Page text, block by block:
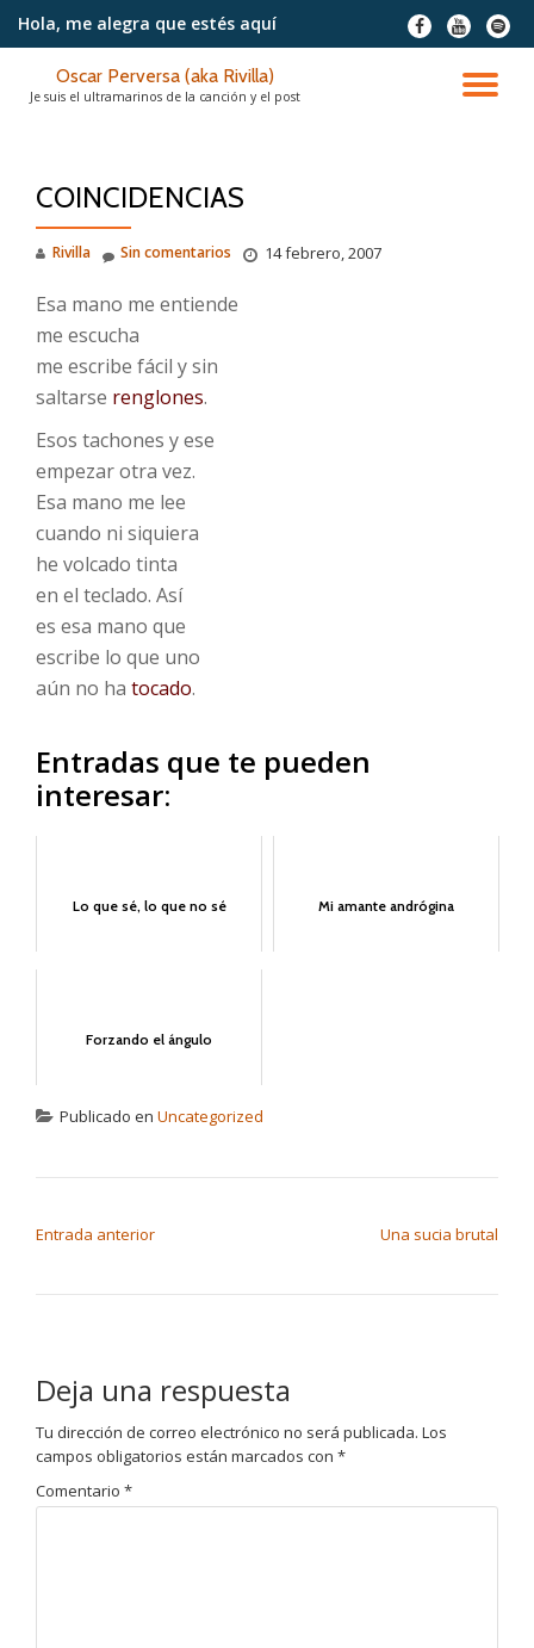
contenido
Hola, me alegra que estés aquí
fa-
facebook
fa-
youtube
fa-
spotify
Oscar Perversa (aka Rivilla)
Je suis el ultramarinos de la canción y el post
COINCIDENCIAS
Rivilla 14 febrero, 2007
Sin comentarios
Esa mano me entiende
me escucha
me escribe fácil y sin
saltarse renglones.
Esos tachones y ese
empezar otra vez.
Esa mano me lee
cuando ni siquiera
he volcado tinta
en el teclado. Así
es esa mano que
escribe lo que uno
aún no ha tocado.
Entradas que te pueden
interesar:
Lo que sé, lo que no sé Mi amante andrógina
Forzando el ángulo
Publicado en Uncategorized
Entrada anterior Una sucia brutal
Deja una respuesta
Tu dirección de correo electrónico no será publicada. Los
campos obligatorios están marcados con *
Comentario *